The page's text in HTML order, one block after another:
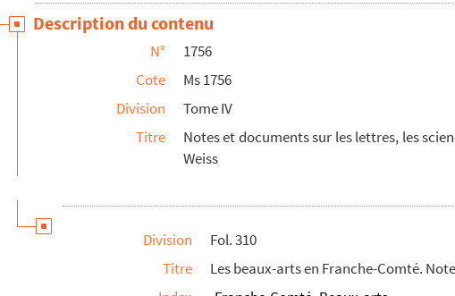
par Charles Weiss pour la
recueillies par Charles Weiss au cours de ses lectures
recueillis par Charles Weiss
Weiss pour servir à l'histoire de la Franche-Comté
sur l'histoire de Besançon
Weiss
Weiss
Weiss
et la librairie en Franche-Comté et sur la bibliogr...
Description du contenu
N°
1756
Cote
Ms 1756
Division
Tome IV
Titre
Notes et documents sur les lettres, les
Weiss
Division
Fol. 310
Titre
Les beaux-arts en Franche-Comté.